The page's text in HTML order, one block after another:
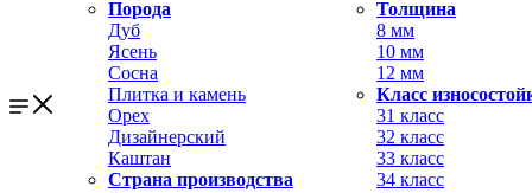
Порода
Дуб
Ясень
Сосна
Плитка и камень
Орех
Дизайнерский
Каштан
Страна производства
Толщина
8 мм
10 мм
12 мм
Класс
31 класс
32 класс
33 класс
34 класс